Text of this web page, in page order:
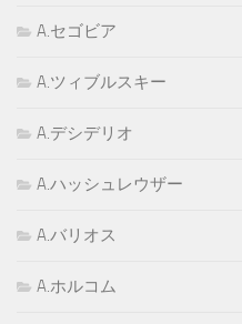
A.セゴビア
A.ツィブルスキー
A.デシデリオ
A.ハッシュレウザー
A.バリオス
A.ホルコム